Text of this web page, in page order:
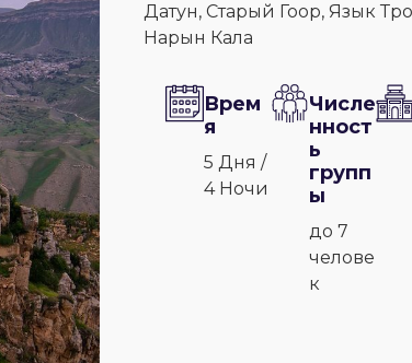
Датун, Старый Гоор, Язык
Нарын Кала
Врем
я
5 Дня /
4 Ночи
Числе
нност
ь
групп
ы
до 7
челове
к